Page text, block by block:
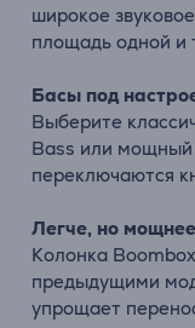
широкое
площадь одной и
Басы под
Выберите
Bass или
переключаются
Легче, но мощнее
Колонка
предыдущими
упрощает